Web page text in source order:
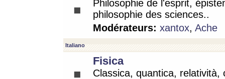
Philosophie de l'esprit,
philosophie des sciences..
Modérateurs: xantox, Ache
Italiano
Fisica
Classica, quantica, relatività,